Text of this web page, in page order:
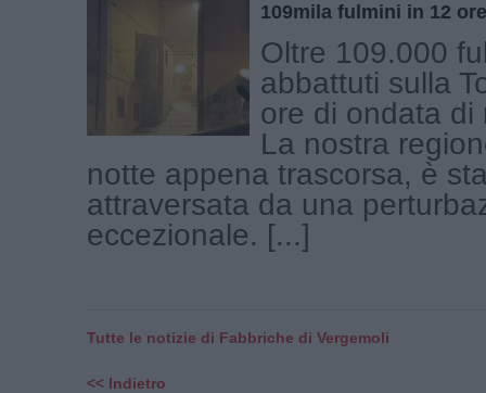
109mila fulmini in 12 ore
Oltre 109.000
abbattuti sulla
ore di ondata di
La nostra
notte appena trascorsa, è
attraversata da una
eccezionale. [...]
Tutte le notizie di Fabbriche di Vergemoli
<< Indietro